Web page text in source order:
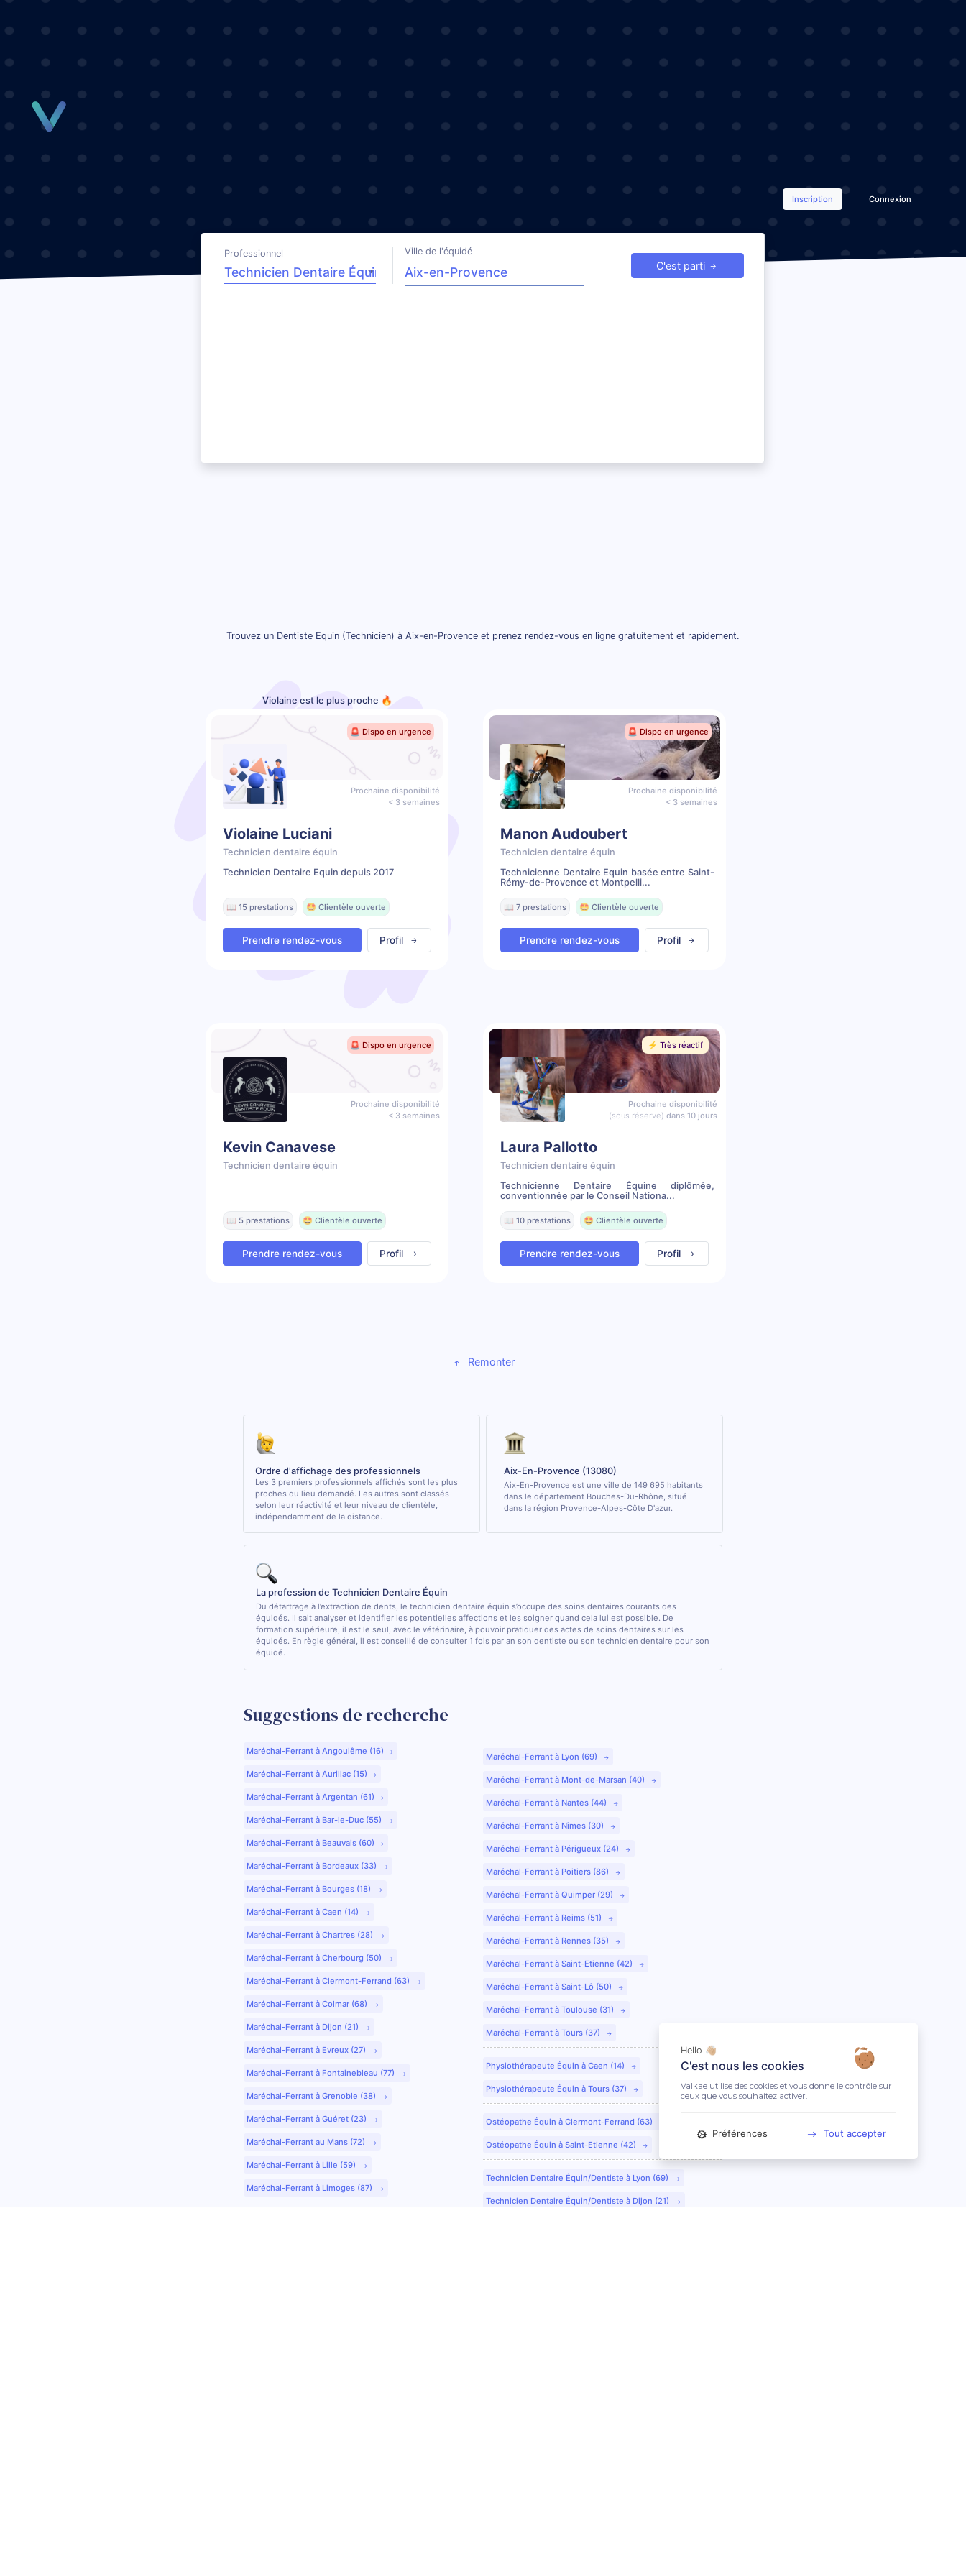
Inscription Connexion
Professionnel Ville de l'équidé
C'est parti
Trouvez un Dentiste Equin (Technicien) à Aix-en-Provence et prenez rendez-vous en ligne gratuitement et rapidement.
Violaine est le plus proche 🔥
🚨 Dispo en urgence
Prochaine disponibilité
< 3 semaines
Violaine Luciani
Technicien dentaire équin
Technicien Dentaire Équin depuis 2017
📖 15 prestations 🤩 Clientèle ouverte
Prendre rendez-vous Profil
🚨 Dispo en urgence
Prochaine disponibilité
< 3 semaines
Manon Audoubert
Technicien dentaire équin
Technicienne Dentaire Équin basée entre Saint-
Rémy-de-Provence et Montpelli...
📖 7 prestations 🤩 Clientèle ouverte
Prendre rendez-vous Profil
🚨 Dispo en urgence
Prochaine disponibilité
< 3 semaines
Kevin Canavese
Technicien dentaire équin
📖 5 prestations 🤩 Clientèle ouverte
Prendre rendez-vous Profil
⚡️ Très réactif
Prochaine disponibilité
(sous réserve) dans 10 jours
Laura Pallotto
Technicien dentaire équin
Technicienne Dentaire Équine diplômée,
conventionnée par le Conseil Nationa...
📖 10 prestations 🤩 Clientèle ouverte
Prendre rendez-vous Profil
Remonter
Ordre d'affichage des professionnels
Les 3 premiers professionnels affichés sont les plus
proches du lieu demandé. Les autres sont classés
selon leur réactivité et leur niveau de clientèle,
indépendamment de la distance.
Aix-En-Provence (13080)
Aix-En-Provence est une ville de 149 695 habitants
dans le département Bouches-Du-Rhône, situé
dans la région Provence-Alpes-Côte D'azur.
La profession de Technicien Dentaire Équin
Du détartrage à l’extraction de dents, le technicien dentaire équin s’occupe des soins dentaires courants des
équidés. Il sait analyser et identifier les potentielles affections et les soigner quand cela lui est possible. De
formation supérieure, il est le seul, avec le vétérinaire, à pouvoir pratiquer des actes de soins dentaires sur les
équidés. En règle général, il est conseillé de consulter 1 fois par an son dentiste ou son technicien dentaire pour son
équidé.
Suggestions de recherche
Maréchal-Ferrant à Angoulême (16)
Maréchal-Ferrant à Aurillac (15)
Maréchal-Ferrant à Argentan (61)
Maréchal-Ferrant à Bar-le-Duc (55)
Maréchal-Ferrant à Beauvais (60)
Maréchal-Ferrant à Bordeaux (33)
Maréchal-Ferrant à Bourges (18)
Maréchal-Ferrant à Caen (14)
Maréchal-Ferrant à Chartres (28)
Maréchal-Ferrant à Cherbourg (50)
Maréchal-Ferrant à Clermont-Ferrand (63)
Maréchal-Ferrant à Colmar (68)
Maréchal-Ferrant à Dijon (21)
Maréchal-Ferrant à Evreux (27)
Maréchal-Ferrant à Fontainebleau (77)
Maréchal-Ferrant à Grenoble (38)
Maréchal-Ferrant à Guéret (23)
Maréchal-Ferrant au Mans (72)
Maréchal-Ferrant à Lille (59)
Maréchal-Ferrant à Limoges (87)
Maréchal-Ferrant à Lyon (69)
Maréchal-Ferrant à Mont-de-Marsan (40)
Maréchal-Ferrant à Nantes (44)
Maréchal-Ferrant à Nîmes (30)
Maréchal-Ferrant à Périgueux (24)
Maréchal-Ferrant à Poitiers (86)
Maréchal-Ferrant à Quimper (29)
Maréchal-Ferrant à Reims (51)
Maréchal-Ferrant à Rennes (35)
Maréchal-Ferrant à Saint-Etienne (42)
Maréchal-Ferrant à Saint-Lô (50)
Maréchal-Ferrant à Toulouse (31)
Maréchal-Ferrant à Tours (37)
Physiothérapeute Équin à Caen (14)
Physiothérapeute Équin à Tours (37)
Ostéopathe Équin à Clermont-Ferrand (63)
Ostéopathe Équin à Saint-Etienne (42)
Technicien Dentaire Équin/Dentiste à Lyon (69)
Technicien Dentaire Équin/Dentiste à Dijon (21)
Hello 👋🏼
C'est nous les cookies
Valkae utilise des cookies et vous donne le contrôle sur
ceux que vous souhaitez activer.
Préférences Tout accepter